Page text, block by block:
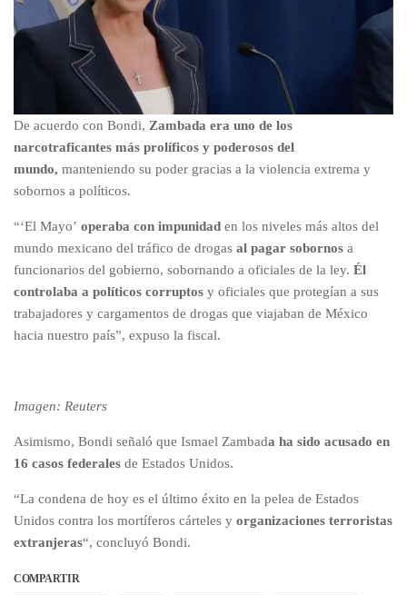
De acuerdo con Bondi, Zambada era uno de los
narcotraficantes más prolíficos y poderosos del
mundo, manteniendo su poder gracias a la violencia extrema y
sobornos a políticos.
“‘El Mayo’ operaba con impunidad en los niveles más altos del
mundo mexicano del tráfico de drogas al pagar sobornos a
funcionarios del gobierno, sobornando a oficiales de la ley. Él
controlaba a políticos corruptos y oficiales que protegían a sus
trabajadores y cargamentos de drogas que viajaban de México
hacia nuestro país”, expuso la fiscal.
Imagen: Reuters
Asimismo, Bondi señaló que Ismael Zambada ha sido acusado en
16 casos federales de Estados Unidos.
“La condena de hoy es el último éxito en la pelea de Estados
Unidos contra los mortíferos cárteles y organizaciones terroristas
extranjeras“, concluyó Bondi.
COMPARTIR